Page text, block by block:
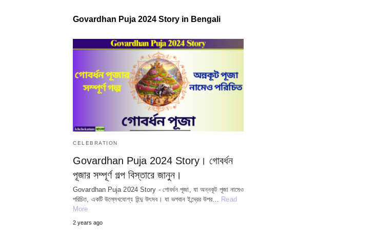
Govardhan Puja 2024 Story in Bengali
CELEBRATION
Govardhan Puja 2024 Story। গোবর্ধন
পূজার সম্পূর্ণ গল্প বিস্তারে জানুন।
Govardhan Puja 2024 Story - গোবর্ধন পূজা, যা অন্নকূট পূজা নামেও
পরিচিত, একটি উল্লেখযোগ্য হিন্দু উৎসব। যা ভগবান ইন্দ্রের উপর… Read
More
2 years ago